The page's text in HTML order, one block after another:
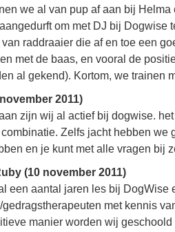
we al van pup af aan bij
om met DJ bij Dogwise
raddraaier die af en toe een
met de baas, en vooral de
al gekend). Kortom, we trainen
2011)
zijn wij al actief bij dogwise.
Zelfs jacht hebben
en je kunt met alle vragen bij
(10 november 2011)
een aantal jaren les bij DogWise
gedragstherapeuten met kennis
manier worden wij